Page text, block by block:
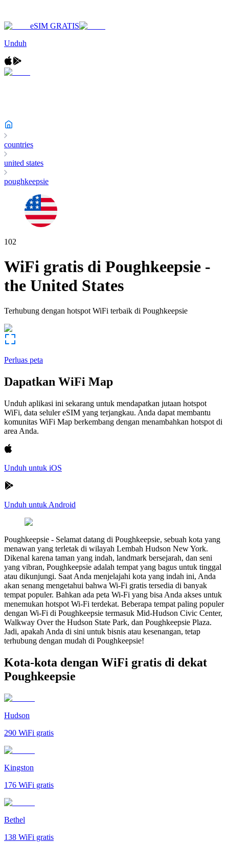
eSIM GRATIS
Unduh
countries
united states
poughkeepsie
102
WiFi gratis di Poughkeepsie -
the United States
Terhubung dengan hotspot WiFi terbaik di Poughkeepsie
Perluas peta
Dapatkan WiFi Map
Unduh aplikasi ini sekarang untuk mendapatkan jutaan hotspot
WiFi, data seluler eSIM yang terjangkau. Anda dapat membantu
komunitas WiFi Map berkembang dengan menambahkan hotspot di
area Anda.
Unduh untuk iOS
Unduh untuk Android
Poughkeepsie - Selamat datang di Poughkeepsie, sebuah kota yang
menawan yang terletak di wilayah Lembah Hudson New York.
Dikenal karena taman yang indah, landmark bersejarah, dan seni
yang vibran, Poughkeepsie adalah tempat yang bagus untuk tinggal
atau dikunjungi. Saat Anda menjelajahi kota yang indah ini, Anda
akan senang mengetahui bahwa Wi-Fi gratis tersedia di banyak
tempat populer. Bahkan ada peta Wi-Fi yang bisa Anda akses untuk
menemukan hotspot Wi-Fi terdekat. Beberapa tempat paling populer
dengan Wi-Fi di Poughkeepsie termasuk Mid-Hudson Civic Center,
Walkway Over the Hudson State Park, dan Poughkeepsie Plaza.
Jadi, apakah Anda di sini untuk bisnis atau kesenangan, tetap
terhubung dengan mudah di Poughkeepsie!
Kota-kota dengan WiFi gratis di dekat
Poughkeepsie
Hudson
290 WiFi gratis
Kingston
176 WiFi gratis
Bethel
138 WiFi gratis